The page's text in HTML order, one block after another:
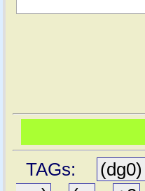
TAGs:
(dg0)